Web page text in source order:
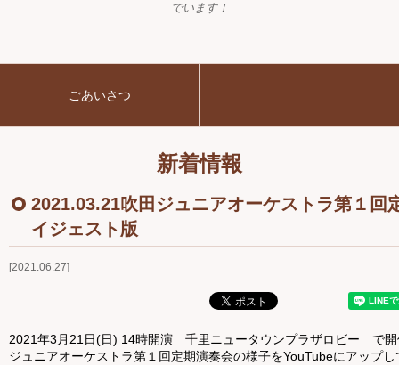
でいます！
プレジュニア クラス
Ｑ＆Ａ
お問い合わせ
ごあいさつ
新着情報
2021.06.27
2021.03.21吹田ジュニアオーケストラ第１回
イジェスト版
2021年3月21日(日) 14時開演 千里ニュータウンプラザロビー で開
ジュニアオーケストラ第１回定期演奏会の様子をYouTubeにアップ